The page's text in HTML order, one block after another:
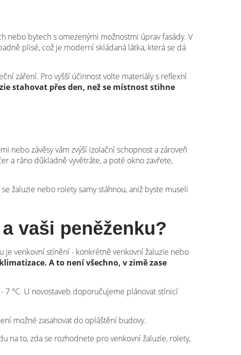
nebo bytech s omezenými možnostmi úprav fasády. V
plisé, což je moderní skládaná látka, která se dá
záření. Pro vyšší účinnost volte materiály s reflexní
stahovat přes den, než se místnost stihne
závěsy vám zvýší izolační schopnost a zároveň
a ráno důkladně vyvětráte, a poté okno zavřete,
žaluzie nebo rolety samy stáhnou, aniž byste museli
vaši peněženku?
venkovní stínění - konkrétně venkovní žaluzie nebo
A to není všechno, v zimě zase
°C. U novostaveb doporučujeme plánovat stínicí
možné zasahovat do opláštění budovy.
na to, zda se rozhodnete pro venkovní žaluzie, rolety,